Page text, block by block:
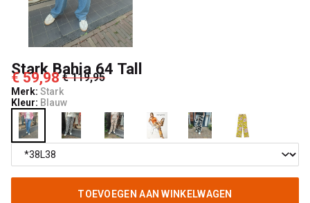
Stark Bahia 64 Tall
€ 59,98 € 119,95
Merk: Stark
Kleur: Blauw
TOEVOEGEN AAN WINKELWAGEN